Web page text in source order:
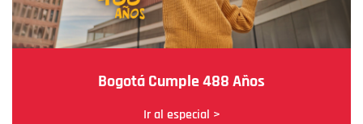
Bogotá Cumple 488 Años
Ir al especial >